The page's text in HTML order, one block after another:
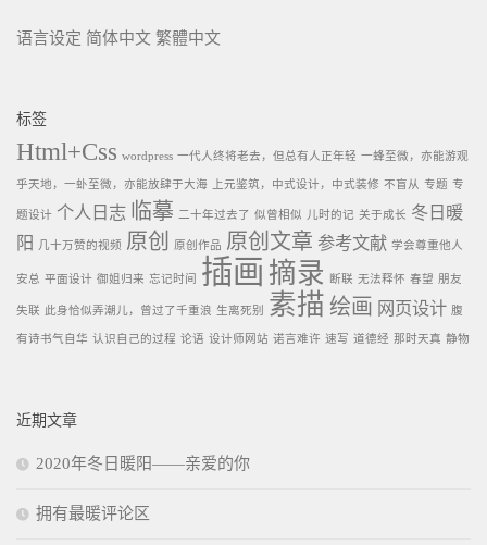
语言设定 简体中文 繁體中文
标签
Html+Css wordpress 一代人终将老去，但总有人正年轻 一蜂至微，亦能游观
乎天地，一虲至微，亦能放肆于大海 上元鉴筑，中式设计，中式装修 不盲从 专题 专
题设计 个人日志 临摹 二十年过去了 似曾相似 儿时的记 关于成长 冬日暖
阳
几十万赞的视频 原创 原创作品 原创文章 参考文献 学会尊重他人
安总 平面设计 御姐归来 忘记时间 插画 摘录 断联 无法释怀 春望 朋友
失联 此身恰似弄潮儿，曾过了千重浪 生离死别 素描 绘画 网页设计 腹
有诗书气自华 认识自己的过程 论语 设计师网站 诺言难许 速写 道德经 那时天真 静物
近期文章
2020年冬日暖阳——亲爱的你
拥有最暖评论区